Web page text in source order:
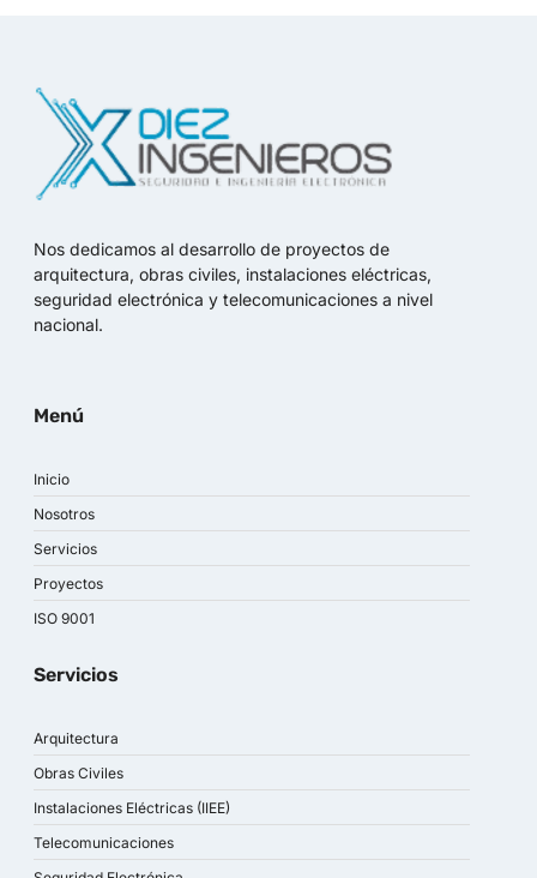
Nos dedicamos al desarrollo de proyectos de
arquitectura, obras civiles, instalaciones eléctricas,
seguridad electrónica y telecomunicaciones a nivel
nacional.
Menú
Inicio
Nosotros
Servicios
Proyectos
ISO 9001
Servicios
Arquitectura
Obras Civiles
Instalaciones Eléctricas (IIEE)
Telecomunicaciones